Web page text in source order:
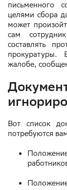
письменного
целями сбора
может
сам
составлять
жалобе,
Вот список
потребуются